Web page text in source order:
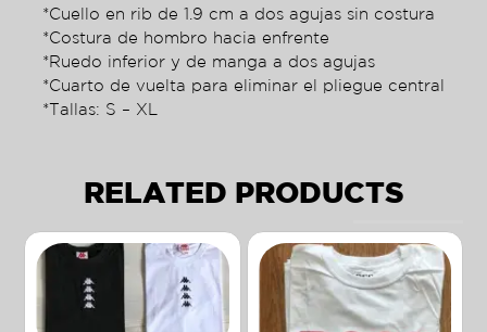
*Cuello en rib de 1.9 cm a dos agujas sin costura
*Costura de hombro hacia enfrente
*Ruedo inferior y de manga a dos agujas
*Cuarto de vuelta para eliminar el pliegue central
*Tallas: S – XL
RELATED PRODUCTS